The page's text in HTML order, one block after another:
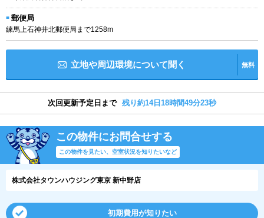
郵便局
練馬上石神井北郵便局まで1258m
立地や周辺環境について聞く 無料
次回更新予定日まで 残り約14日18時間49分22秒
この物件にお問合せする
この物件を見たい、空室状況を知りたいなど
株式会社タウンハウジング東京 新中野店
初期費用が知りたい